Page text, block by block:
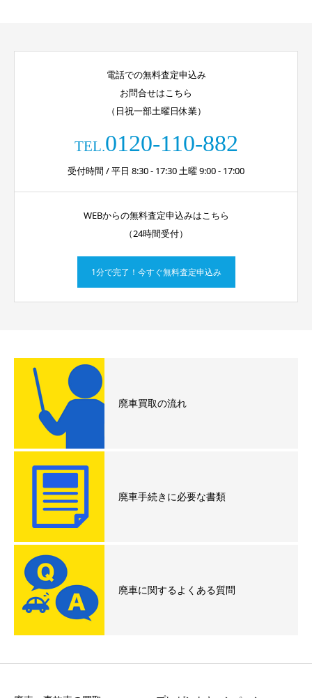
電話での無料査定申込み
お問合せはこちら
（日祝一部土曜日休業）
TEL.0120-110-882
受付時間 / 平日 8:30 - 17:30 土曜 9:00 - 17:00
WEBからの無料査定申込みはこちら
（24時間受付）
1分で完了！今すぐ無料査定申込み
廃車買取の流れ
廃車手続きに必要な書類
廃車に関するよくある質問